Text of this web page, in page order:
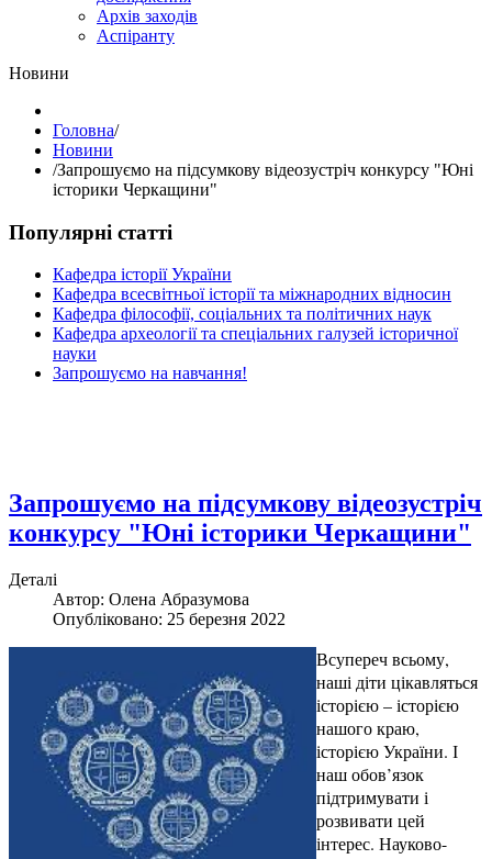
Архів заходів
Аспіранту
Hовини
Головна/
Hовини
/Запрошуємо на підсумкову відеозустріч конкурсу "Юні
історики Черкащини"
Популярні статті
Кафедра історії України
Кафедра всесвітньої історії та міжнародних відносин
Кафедра філософії, соціальних та політичних наук
Кафедра археології та спеціальних галузей історичної
науки
Запрошуємо на навчання!
Запрошуємо на підсумкову відеозустріч
конкурсу "Юні історики Черкащини"
Деталі
Автор: Олена Абразумова
Опубліковано: 25 березня 2022
Всупереч всьому,
наші діти цікавляться
історією – історією
нашого краю,
історією України. І
наш обов’язок
підтримувати і
розвивати цей
інтерес. Науково-